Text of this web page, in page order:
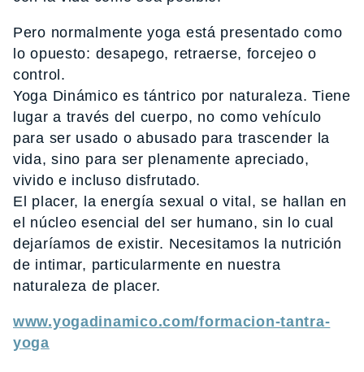
Pero normalmente yoga está presentado como
lo opuesto: desapego, retraerse, forcejeo o
control.
Yoga Dinámico es tántrico por naturaleza. Tiene
lugar a través del cuerpo, no como vehículo
para ser usado o abusado para trascender la
vida, sino para ser plenamente apreciado,
vivido e incluso disfrutado.
El placer, la energía sexual o vital, se hallan en
el núcleo esencial del ser humano, sin lo cual
dejaríamos de existir. Necesitamos la nutrición
de intimar, particularmente en nuestra
naturaleza de placer.
www.yogadinamico.com/formacion-tantra-
yoga